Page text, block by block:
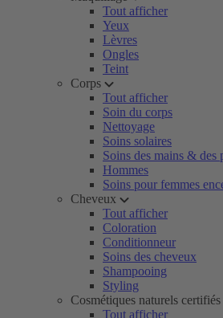
Tout afficher
Yeux
Lèvres
Ongles
Teint
Corps
Tout afficher
Soin du corps
Nettoyage
Soins solaires
Soins des mains & des
Hommes
Soins pour femmes
Cheveux
Tout afficher
Coloration
Conditionneur
Soins des cheveux
Shampooing
Styling
Cosmétiques naturels certifiés
Tout afficher